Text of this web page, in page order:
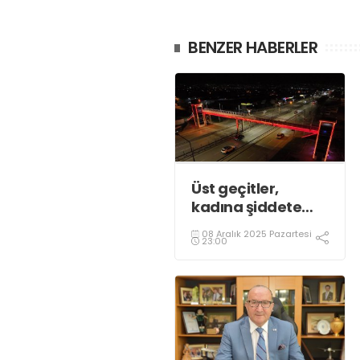
BENZER HABERLER
Üst geçitler,
kadına şiddete
karşı “turuncu”
renkle aydınlatıldı;
08 Aralık 2025 Pazartesi
23:00